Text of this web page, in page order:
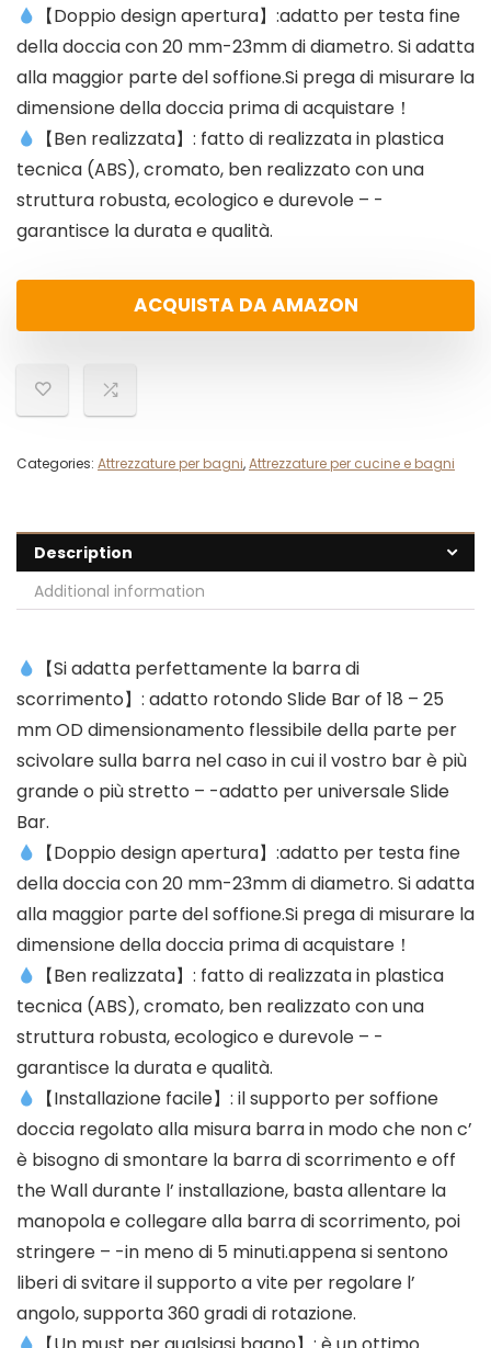
【Doppio design apertura】:adatto per testa fine
della doccia con 20 mm-23mm di diametro. Si adatta
alla maggior parte del soffione.Si prega di misurare la
dimensione della doccia prima di acquistare！
【Ben realizzata】: fatto di realizzata in plastica
tecnica (ABS), cromato, ben realizzato con una
struttura robusta, ecologico e durevole – -
garantisce la durata e qualità.
ACQUISTA DA AMAZON
Categories: Attrezzature per bagni,Attrezzature per cucine e bagni
Description
Additional information
【Si adatta perfettamente la barra di
scorrimento】: adatto rotondo Slide Bar of 18 – 25
mm OD dimensionamento flessibile della parte per
scivolare sulla barra nel caso in cui il vostro bar è più
grande o più stretto – -adatto per universale Slide
Bar.
【Doppio design apertura】:adatto per testa fine
della doccia con 20 mm-23mm di diametro. Si adatta
alla maggior parte del soffione.Si prega di misurare la
dimensione della doccia prima di acquistare！
【Ben realizzata】: fatto di realizzata in plastica
tecnica (ABS), cromato, ben realizzato con una
struttura robusta, ecologico e durevole – -
garantisce la durata e qualità.
【Installazione facile】: il supporto per soffione
doccia regolato alla misura barra in modo che non c’
è bisogno di smontare la barra di scorrimento e off
the Wall durante l’ installazione, basta allentare la
manopola e collegare alla barra di scorrimento, poi
stringere – -in meno di 5 minuti.appena si sentono
liberi di svitare il supporto a vite per regolare l’
angolo, supporta 360 gradi di rotazione.